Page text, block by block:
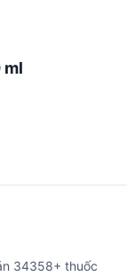
ml
34358+ thuốc